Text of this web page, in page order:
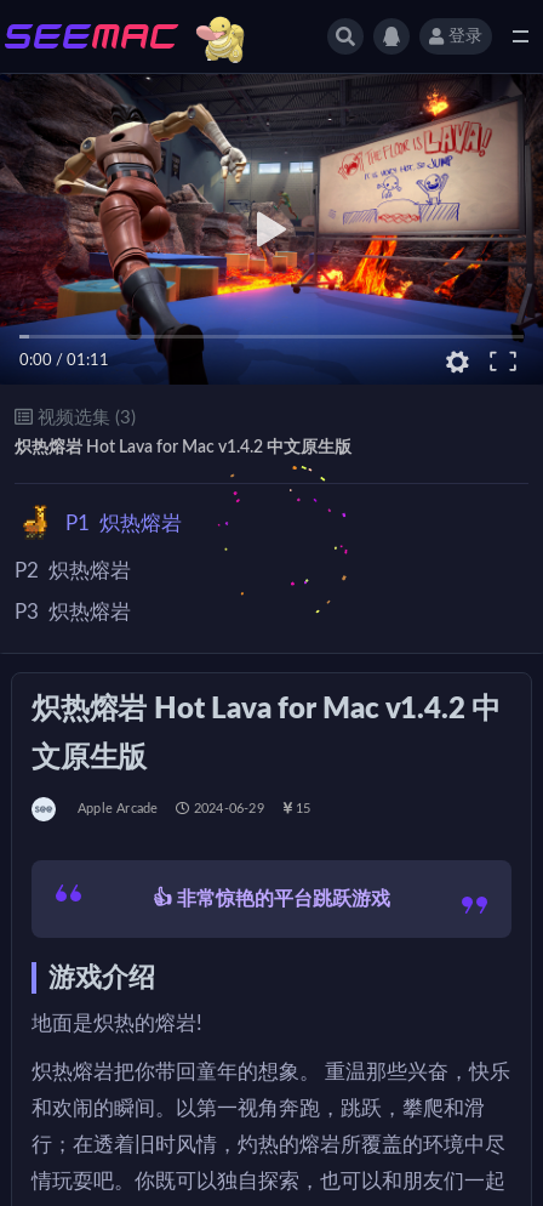
登录
0:00 / 01:11
视频选集 (3)
炽热熔岩 Hot Lava for Mac v1.4.2 中文原生版
P1 炽热熔岩
P2 炽热熔岩
P3 炽热熔岩
炽热熔岩 Hot Lava for Mac v1.4.2 中
文原生版
Apple Arcade 2024-06-29 15
👍 非常惊艳的平台跳跃游戏
游戏介绍
地面是炽热的熔岩!
炽热熔岩把你带回童年的想象。 重温那些兴奋，快乐
和欢闹的瞬间。以第一视角奔跑，跳跃，攀爬和滑
行；在透着旧时风情，灼热的熔岩所覆盖的环境中尽
情玩耍吧。你既可以独自探索，也可以和朋友们一起